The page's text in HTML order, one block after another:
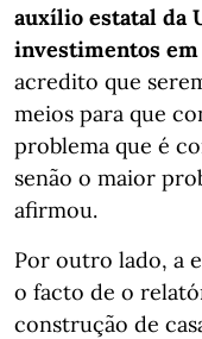
auxílio estatal da
investimentos em
acredito que
meios para que
problema que é
senão o maior
afirmou.
Por outro lado, a
o facto de o
construção de